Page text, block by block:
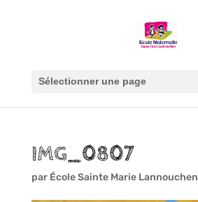
Sélectionner une page
IMG_0807
par École Sainte Marie Lannouchen